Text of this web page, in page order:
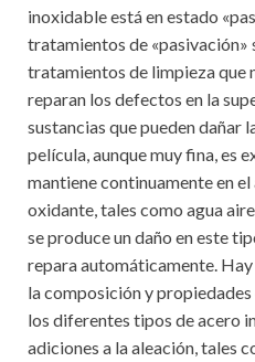
inoxidable está en estado
tratamientos de «pasivación»
tratamientos de limpieza que
reparan los defectos en la
sustancias que pueden dañar
película, aunque muy fina, es
mantiene continuamente en
oxidante, tales como agua
se produce un daño en este
repara automáticamente.
la composición y
los diferentes tipos de acero
adiciones a la aleación, tales